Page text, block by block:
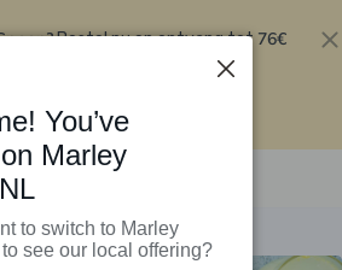
Bestel nu en ontvang tot 76€
You’ve
Marley
to switch to Marley
see our local offering?